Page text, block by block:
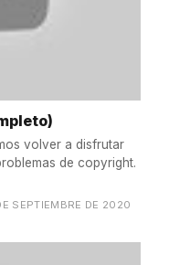
volver a disfrutar
de copyright.
SEPTIEMBRE DE 2020